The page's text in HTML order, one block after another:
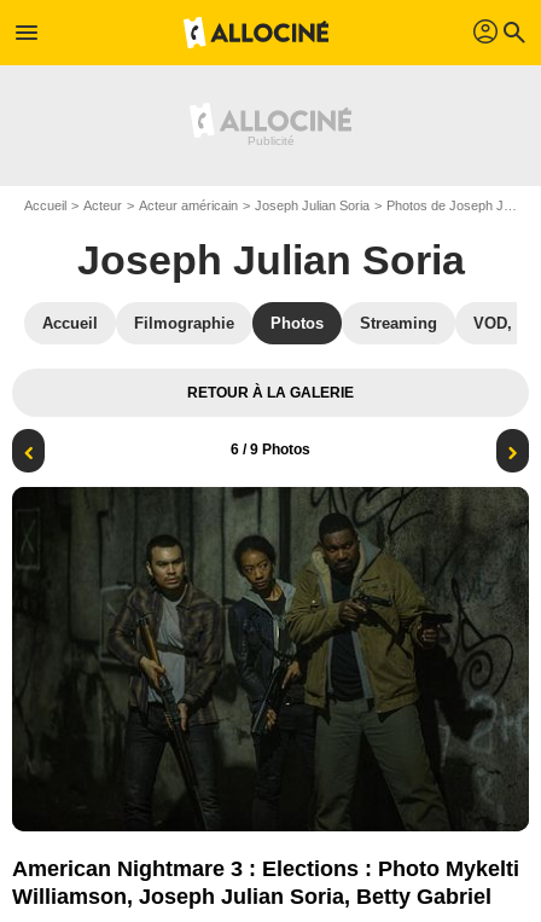
menu profil search
Accueil Acteur Acteur américain Joseph Julian Soria Photos de Joseph Julian Soria
Joseph Julian Soria
Accueil Filmographie Photos Streaming VOD,
RETOUR À LA GALERIE
6 / 9 Photos
American Nightmare 3 : Elections : Photo Mykelti
Williamson, Joseph Julian Soria, Betty Gabriel